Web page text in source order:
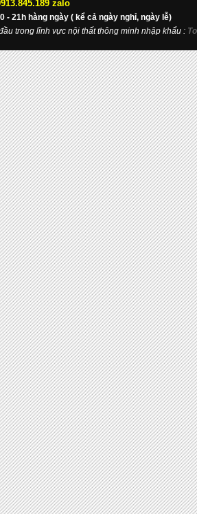
zalo
- 21h hàng ngày ( kể cả ngày nghỉ, ngày lễ)
trong lĩnh vực nội thất thông minh nhập khẩu :